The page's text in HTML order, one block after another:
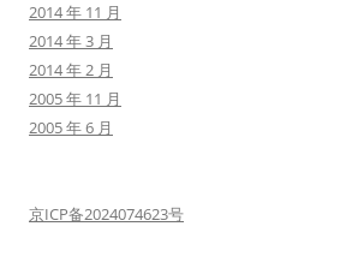
2014 年 11 月
2014 年 3 月
2014 年 2 月
2005 年 11 月
2005 年 6 月
京ICP备2024074623号